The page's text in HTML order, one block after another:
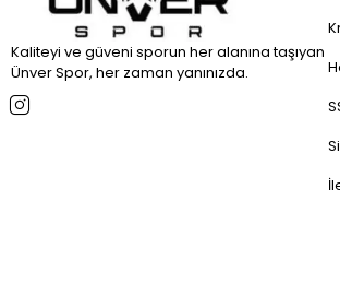
Kaliteyi ve güveni sporun her alanına taşıyan
Ünver Spor, her zaman yanınızda.